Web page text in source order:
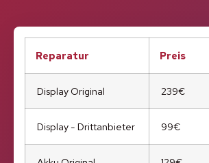
Reparatur Preis
Display Original 239€
Display - Drittanbieter 99€